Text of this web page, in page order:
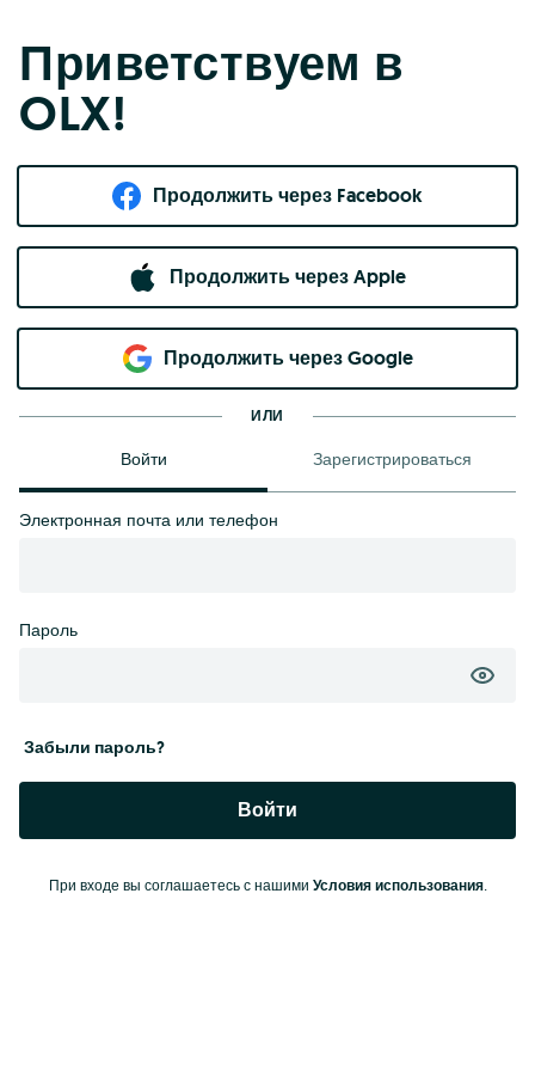
Приветствуем в
OLX!
Продолжить через Facebook
Продолжить через Apple
Продолжить через Google
ИЛИ
Войти Зарегистрироваться
Электронная почта или телефон
Пароль
Забыли пароль?
Войти
При входе вы соглашаетесь с нашими Условия использования.